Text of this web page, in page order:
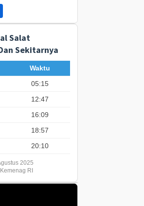
Salat
Sekitarnya
Waktu
05:15
12:47
16:09
18:57
20:10
2025
RI